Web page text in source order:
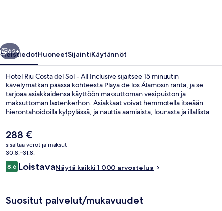
Inclusive
valokuvagalleria
Seuraava
62+
YleistiedotHuoneetSijaintiKäytännöt
Hotel Riu Costa del Sol - All Inclusive sijaitsee 15 minuutin
kävelymatkan päässä kohteesta Playa de los Álamosin ranta, ja se
tarjoaa asiakkaidensa käyttöön maksuttoman vesipuiston ja
maksuttoman lastenkerhon. Asiakkaat voivat hemmotella itseään
hierontahoidoilla kylpylässä, ja nauttia aamiaista, lounasta ja illallista
Muihin tämän all inclusive -tyyppisen hotellin mukavuuksiin kuuluvat
3 ulkouima-allasta, sisäuima-allas ja allasbaari. Matkailijat pitävät
erityisesti majoituspaikan avuliaasta henkilökunnasta ja
ensiluokkaisesta kunnosta.
Nykyinen
hinta
on
288 €
288 €
sisältää verot ja maksut
30.8.–31.8.
Arvostelut
8,68,6 kautta 10.
LoistavaNäytä kaikki 1 000 arvostelua
Suositut palvelut/mukavuudet